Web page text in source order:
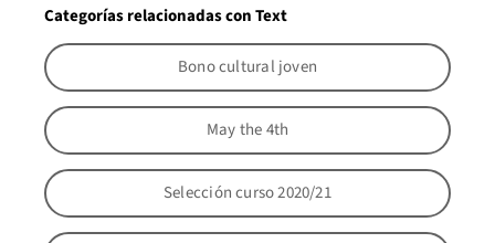
Categorías relacionadas con Text
Bono cultural joven
May the 4th
Selección curso 2020/21